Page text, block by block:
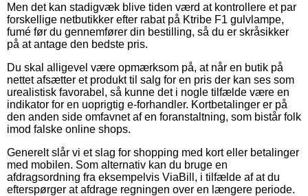
Men det kan stadigvæk blive tiden værd at kontrollere et par
forskellige netbutikker efter rabat på Ktribe F1 gulvlampe,
fumé før du gennemfører din bestilling, så du er skråsikker
på at antage den bedste pris.
Du skal alligevel være opmærksom på, at når en butik på
nettet afsætter et produkt til salg for en pris der kan ses som
urealistisk favorabel, så kunne det i nogle tilfælde være en
indikator for en uoprigtig e-forhandler. Kortbetalinger er på
den anden side omfavnet af en foranstaltning, som bistår folk
imod falske online shops.
Generelt slår vi et slag for shopping med kort eller betalinger
med mobilen. Som alternativ kan du bruge en
afdragsordning fra eksempelvis ViaBill, i tilfælde af at du
efterspørger at afdrage regningen over en længere periode.